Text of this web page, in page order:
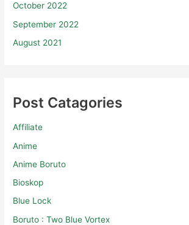
October 2022
September 2022
August 2021
Post Catagories
Affiliate
Anime
Anime Boruto
Bioskop
Blue Lock
Boruto : Two Blue Vortex